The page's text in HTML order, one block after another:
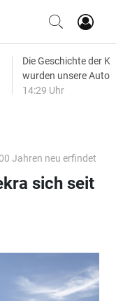
Die Geschichte der
wurden unsere
14:29 Uhr
Jahren neu erfindet
sich seit